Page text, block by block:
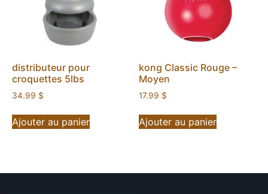
distributeur pour
croquettes 5lbs
34.99 $
Ajouter au panier
kong Classic Rouge –
Moyen
17.99 $
Ajouter au panier